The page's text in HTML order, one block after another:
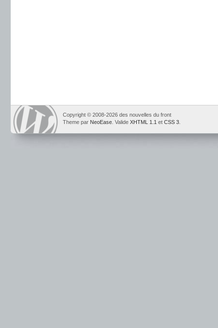
Copyright © 2008-2026 des nouvelles du front
Theme par NeoEase . Valide XHTML 1.1 et CSS 3